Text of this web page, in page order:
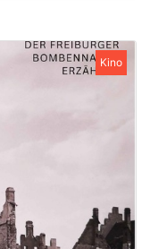
Kino